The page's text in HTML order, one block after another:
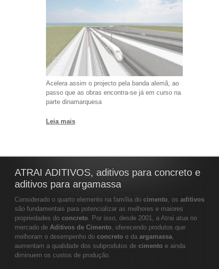
Acelera assim o projecto pela banda alemã, ao
passo que as obras encontra-se já em curso na
parte dinamarquesa
Leia mais
ATRAI ADITIVOS, aditivos para concreto e
aditivos para argamassa
Considerado o quarto elemento na família do cimento, os aditivos
são fundamentais para potencializar as melhores e maiores
propriedades do concreto. Por isso, desde 2001, a Atrai atua no
mercado de Aditivos de Cimento, oferecendo produtos que
melhoram o desempenho do concreto e da argamassa,
aumentam a qualidade dos subprodutos de cimento e ainda
diminuem os custos de produção.